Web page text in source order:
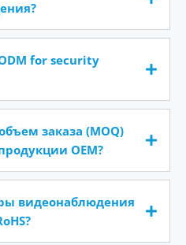
for security
заказа (MOQ)
OEM?
видеонаблюдения